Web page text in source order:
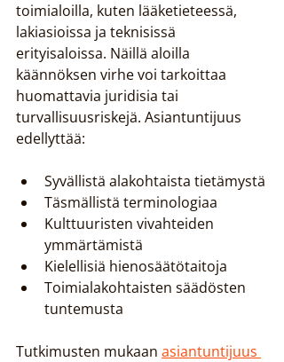
toimialoilla, kuten lääketieteessä,
lakiasioissa ja teknisissä
erityisaloissa. Näillä aloilla
käännöksen virhe voi tarkoittaa
huomattavia juridisia tai
turvallisuusriskejä. Asiantuntijuus
edellyttää:
Syvällistä alakohtaista tietämystä
Täsmällistä terminologiaa
Kulttuuristen vivahteiden
ymmärtämistä
Kielellisiä hienosäätötaitoja
Toimialakohtaisten säädösten
tuntemusta
Tutkimusten mukaan asiantuntijuus